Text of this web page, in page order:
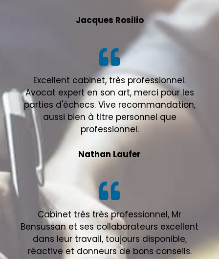
Jacques Rosilio
Excellent cabinet, très professionnel.
Avocat expert en son art, merci pour les
parties d'échecs. Vive recommandation,
aussi bien à titre personnel que
professionnel.
Nathan Laufer
Cabinet très très professionnel, Mr
Bensussan et ses collaborateurs excellent
dans leur travail, toujours disponible,
réactive et donneurs de bons conseils.